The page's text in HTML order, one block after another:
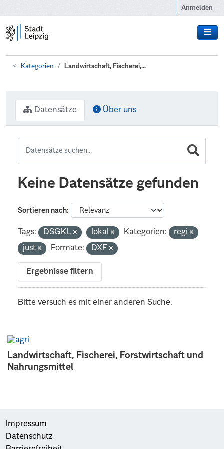
Anmelden
Kategorien Landwirtschaft, Fischerei,...
Landwirtschaft, Fischerei, Forstwirtschaft und
Nahrungsmittel
Datensätze Über uns
Keine Datensätze gefunden
Sortieren nach
Tags: DSGKL lokal Kategorien:
regi
just
Formate: DXF
Ergebnisse filtern
Bitte versuch es mit einer anderen Suche.
Impressum
Datenschutz